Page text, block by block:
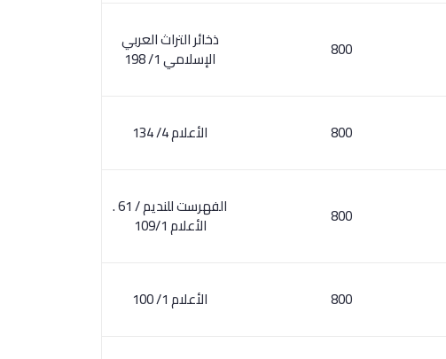
800 ذخائر التراث العربي
الإسلامي 1/ 198
800 الأعلام 4/ 134
800 الفهرست للنديم / 61 .
الأعلام 109/1
800 الأعلام 1/ 100